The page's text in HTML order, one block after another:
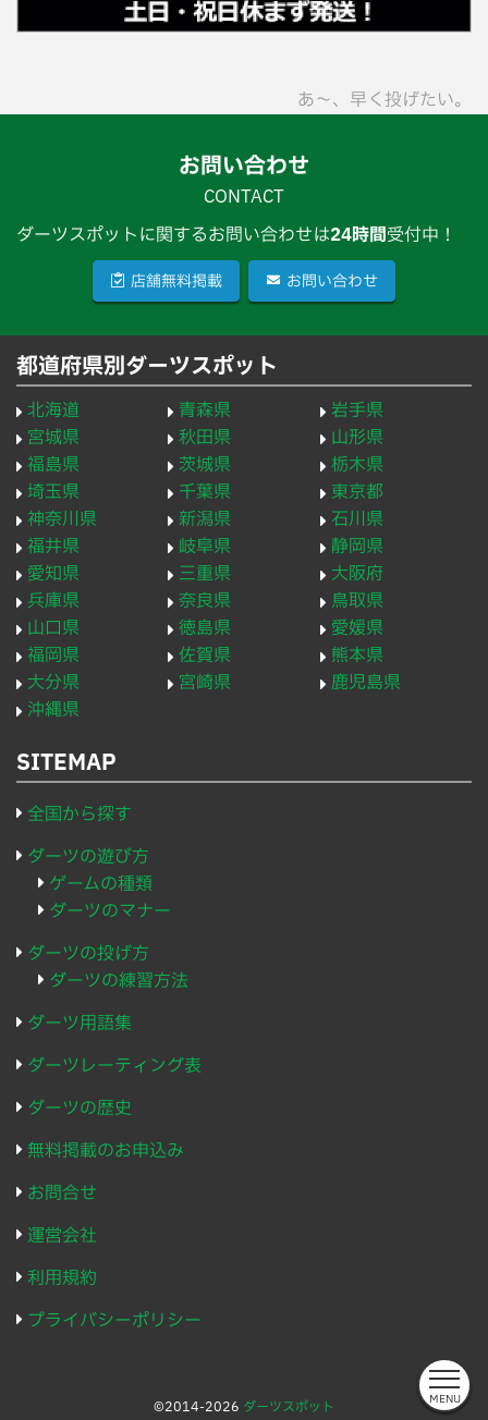
MENU
あ〜、早く投げたい。
お問い合わせ
CONTACT
ダーツスポットに関するお問い合わせは24時間受付中！
店舗無料掲載 お問い合わせ
都道府県別ダーツスポット
北海道 青森県
岩手県
宮城県
秋田県
山形県
福島県
茨城県
栃木県
埼玉県
千葉県
東京都
神奈川県
新潟県
石川県
福井県
岐阜県
静岡県
愛知県
三重県
大阪府
兵庫県
奈良県
鳥取県
山口県
徳島県
愛媛県
福岡県
佐賀県
熊本県
大分県
宮崎県
鹿児島県
沖縄県
SITEMAP
全国から探す
ダーツの遊び方
ゲームの種類
ダーツのマナー
ダーツの投げ方
ダーツの練習方法
ダーツ用語集
ダーツレーティング表
ダーツの歴史
無料掲載のお申込み
お問合せ
運営会社
利用規約
プライバシーポリシー
©2014-2026 ダーツスポット